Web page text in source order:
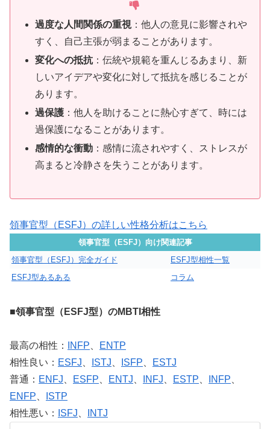
過度な人間関係の重視：他人の意見に影響されや
すく、自己主張が弱まることがあります。
変化への抵抗：伝統や規範を重んじるあまり、新
しいアイデアや変化に対して抵抗を感じることが
あります。
過保護 ：他人を助けることに熱心すぎて、時には
過保護になることがあります。
感情的な衝動 ：感情に流されやすく、ストレスが
高まると冷静さを失うことがあります。
領事官型（ESFJ）の詳しい性格分析はこちら
領事官型（ESFJ）向け関連記事
領事官型（ESFJ）完全ガイド
ESFJ型相性一覧
ESFJ型あるある
コラム
■領事官型（ESFJ型）のMBTI相性
最高の相性： INFP
ENTP
相性良い： ESFJ ISTJ ISFP
ESTJ
普通： ENFJ ESFP ENTJ INFJ ESTP INFP
ENFP
ISTP
相性悪い：
ISFJ INTJ